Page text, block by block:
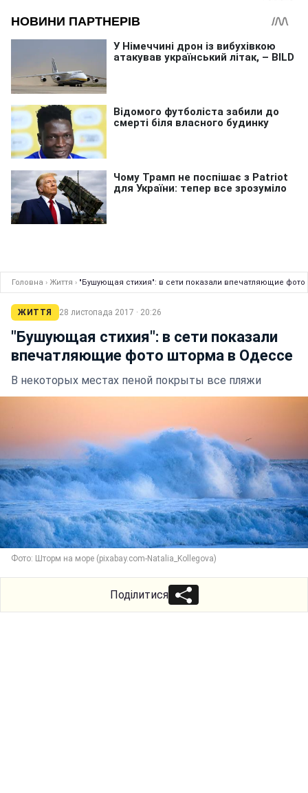
Головна › Життя › "Бушующая стихия": в сети показали впечатляющие
ЖИТТЯ 28 листопада 2017 · 20:26
"Бушующая стихия": в сети показали
впечатляющие фото шторма в Одессе
В некоторых местах пеной покрыты все пляжи
Фото: Шторм на море (pixabay.com-Natalia_Kollegova)
Поділитися